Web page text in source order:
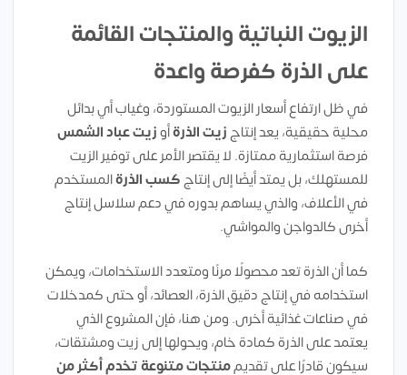
الزيوت النباتية والمنتجات القائمة
على الذرة كفرصة واعدة
في ظل ارتفاع أسعار الزيوت المستوردة، وغياب أي بدائل
محلية حقيقية، يعد إنتاجزيت الذرةأوزيت عباد الشمس
فرصة استثمارية ممتازة. لا يقتصر الأمر على توفير الزيت
للمستهلك، بل يمتد أيضًا إلى إنتاجكُسب الذرةالمستخدم
في الأعلاف، والذي يساهم بدوره في دعم سلاسل إنتاج
أخرى كالدواجن والمواشي.
كما أن الذرة تعد محصولًا مرنًا ومتعدد الاستخدامات، ويمكن
استخدامه في إنتاج دقيق الذرة، العصائد، أو حتى كمدخلات
في صناعات غذائية أخرى. ومن هنا، فإن المشروع الذي
يعتمد على الذرة كمادة خام، ويحولها إلى زيت ومشتقات،
سيكون قادرًا على تقديممنتجات متنوعة تخدم أكثر من